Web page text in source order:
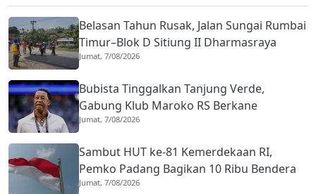
Belasan Tahun Rusak, Jalan Sungai Rumbai
Timur–Blok D Sitiung II Dharmasraya
Mulai Diaspal
Jumat, 7/08/2026
Bubista Tinggalkan Tanjung Verde,
Gabung Klub Maroko RS Berkane
Jumat, 7/08/2026
Sambut HUT ke-81 Kemerdekaan RI,
Pemko Padang Bagikan 10 Ribu Bendera
Merah Putih
Jumat, 7/08/2026